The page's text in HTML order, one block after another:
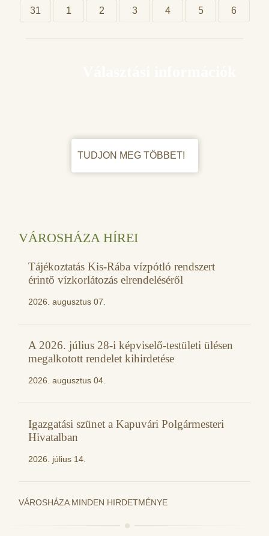
31 1 2 3 4 5 6
TUDJON MEG TÖBBET!
VÁROSHÁZA HÍREI
Tájékoztatás Kis-Rába vízpótló rendszert
érintő vízkorlátozás elrendeléséről
2026. augusztus 07.
A 2026. július 28-i képviselő-testületi ülésen
megalkotott rendelet kihirdetése
2026. augusztus 04.
Igazgatási szünet a Kapuvári Polgármesteri
Hivatalban
2026. július 14.
VÁROSHÁZA MINDEN HIRDETMÉNYE